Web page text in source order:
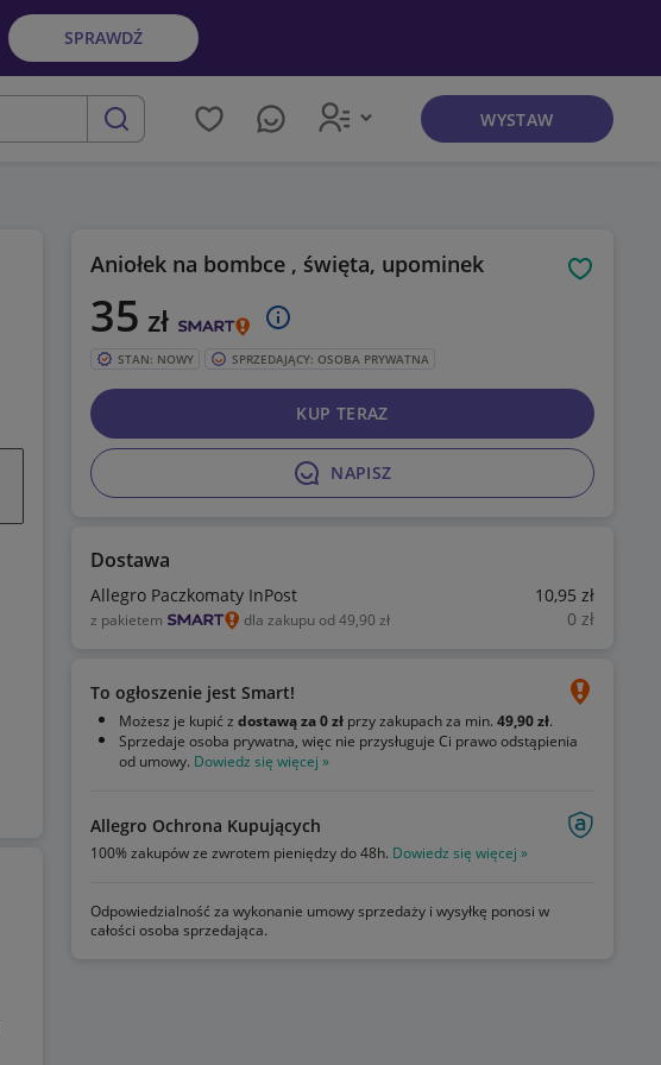
SPRAWDŹ
szukaj
WYSTAW
Aniołek na bombce , święta, upominek Obserwuj
35 zł
STAN: NOWY SPRZEDAJĄCY: OSOBA PRYWATNA
NAPISZ
KUP TERAZ
Dostawa
Allegro Paczkomaty InPost 10,95 zł
z pakietem dla zakupu od 49,90 zł 0 zł
To ogłoszenie jest Smart!
Możesz je kupić z dostawą za 0 zł przy zakupach za min. 49,90 zł.
Sprzedaje osoba prywatna, więc nie przysługuje Ci prawo odstąpienia
od umowy. Dowiedz się więcej »
Allegro Ochrona Kupujących
100% zakupów ze zwrotem pieniędzy do 48h. Dowiedz się więcej »
Odpowiedzialność za wykonanie umowy sprzedaży i wysyłkę ponosi w
całości osoba sprzedająca.